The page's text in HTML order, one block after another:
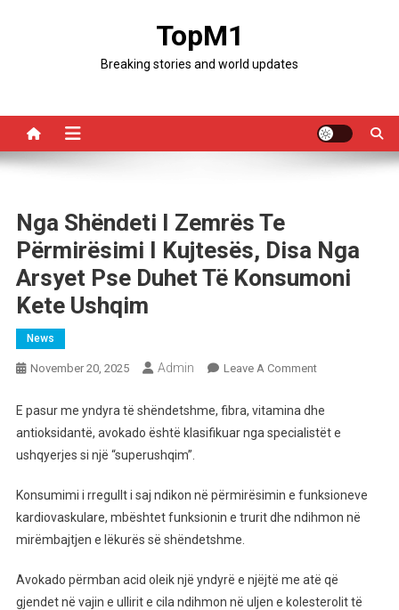
TopM1
Breaking stories and world updates
Nga Shëndeti I Zemrës Te
Përmirësimi I Kujtesës, Disa Nga
Arsyet Pse Duhet Të Konsumoni
Kete Ushqim
News
November 20, 2025 Admin Leave A CommentOn
Shëndeti
I
Përmirësimi
Nga
E pasur me yndyra të shëndetshme, fibra, vitamina dhe
antioksidantë, avokado është klasifikuar nga specialistët e
ushqyerjes si një “superushqim”.
Konsumimi i rregullt i saj ndikon në përmirësimin e funksioneve
kardiovaskulare, mbështet funksionin e trurit dhe ndihmon në
mirëmbajtjen e lëkurës së shëndetshme.
Avokado përmban acid oleik një yndyrë e njëjtë me atë që
gjendet në vajin e ullirit e cila ndihmon në uljen e kolesterolit të